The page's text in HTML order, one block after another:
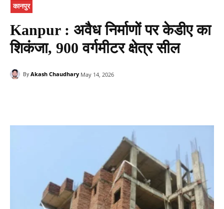
कानपुर
Kanpur : अवैध निर्माणों पर केडीए का
शिकंजा, 900 वर्गमीटर क्षेत्र सील
By Akash Chaudhary May 14, 2026